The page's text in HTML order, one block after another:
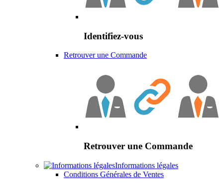
Identifiez-vous
Retrouver une Commande
Retrouver une Commande
Informations légales
Conditions Générales de Ventes